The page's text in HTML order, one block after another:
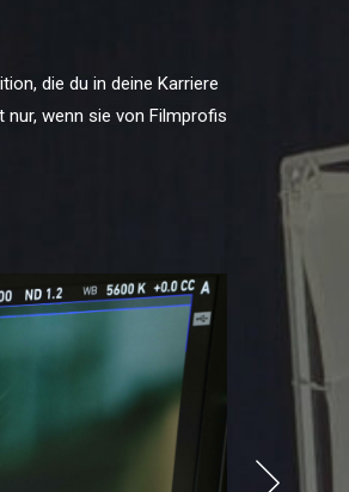
die du in deine Karriere
wenn sie von Filmprofis